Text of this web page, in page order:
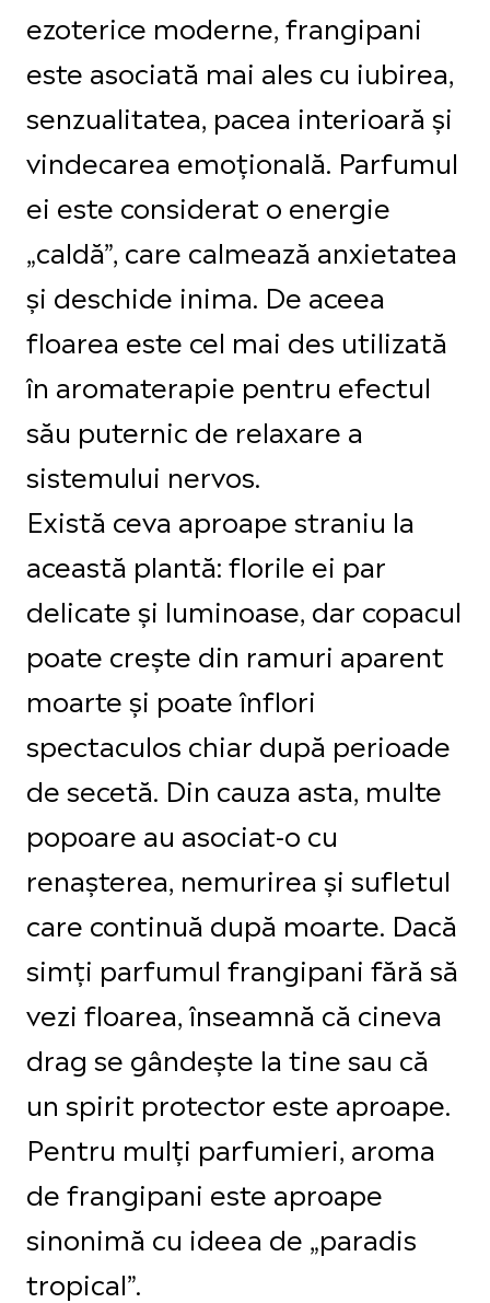
ezoterice moderne, frangipani
este asociată mai ales cu iubirea,
senzualitatea, pacea interioară și
vindecarea emoțională. Parfumul
ei este considerat o energie
„caldă”, care calmează anxietatea
și deschide inima. De aceea
floarea este cel mai des utilizată
în aromaterapie pentru efectul
său puternic de relaxare a
sistemului nervos.
Există ceva aproape straniu la
această plantă: florile ei par
delicate și luminoase, dar copacul
poate crește din ramuri aparent
moarte și poate înflori
spectaculos chiar după perioade
de secetă. Din cauza asta, multe
popoare au asociat-o cu
renașterea, nemurirea și sufletul
care continuă după moarte. Dacă
simți parfumul frangipani fără să
vezi floarea, înseamnă că cineva
drag se gândește la tine sau că
un spirit protector este aproape.
Pentru mulți parfumieri, aroma
de frangipani este aproape
sinonimă cu ideea de „paradis
tropical”.